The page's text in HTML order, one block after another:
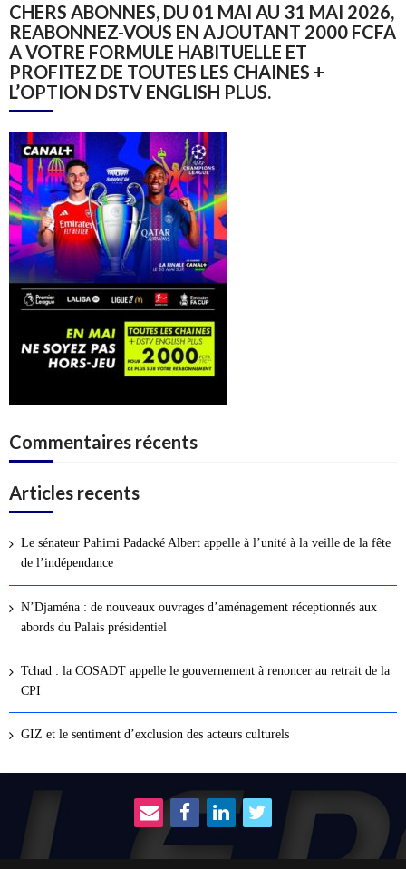
CHERS ABONNES, DU 01 MAI AU 31 MAI 2026,
REABONNEZ-VOUS EN AJOUTANT 2000 FCFA
A VOTRE FORMULE HABITUELLE ET
PROFITEZ DE TOUTES LES CHAINES +
L’OPTION DSTV ENGLISH PLUS.
Commentaires récents
Articles recents
Le sénateur Pahimi Padacké Albert appelle à l’unité à la veille de la fête
de l’indépendance
N’Djaména : de nouveaux ouvrages d’aménagement réceptionnés aux
abords du Palais présidentiel
Tchad : la COSADT appelle le gouvernement à renoncer au retrait de la
CPI
GIZ et le sentiment d’exclusion des acteurs culturels